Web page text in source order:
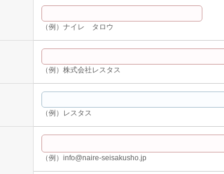
（例）ナイレ タロウ
（例）株式会社レスタス
（例）レスタス
（例）info@naire-seisakusho.jp